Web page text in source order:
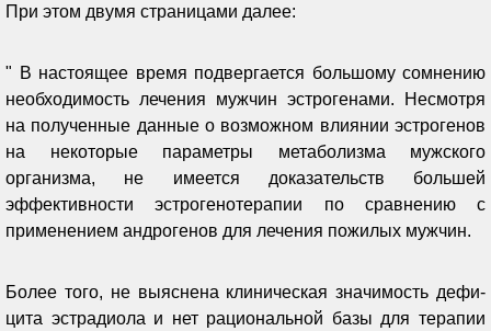
При этом двумя страницами далее:
" В настоящее время подверга­ется большому сомнению
необходи­мость лечения мужчин эстрогенами. Несмотря
на полученные данные о возможном влиянии эстрогенов
на некоторые параметры метаболизма мужского
организма, не имеется дока­зательств большей
эффективности эстрогенотерапии по сравнению с
применением андрогенов для лечения пожилых мужчин.
Более того, не выяс­нена клиническая значимость дефи­
цита эстрадиола и нет рациональной базы для терапии